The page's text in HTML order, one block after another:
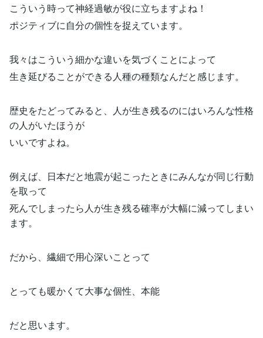
こういう時って神経過敏が役に立ちますよね！
ポジティブに自分の個性を捉えています。
我々はこういう細かな違いを気づくことによって
生き延びることができる人種の種類なんだと感じます。
歴史をたどってみると、人が生き残るのにはいろんな性格
の人がいたほうが
いいですよね。
例えば、日本だと地震が起こったときにみんなが同じ行動
を取って
死んでしまったら人が生き残る確率が大幅に減ってしまい
ます。
だから、繊細で用心深いことって
とっても暖かくて大事な個性、本能
だと思います。